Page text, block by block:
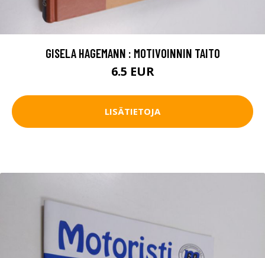
GISELA HAGEMANN : MOTIVOINNIN TAITO
6.5 EUR
LISÄTIETOJA